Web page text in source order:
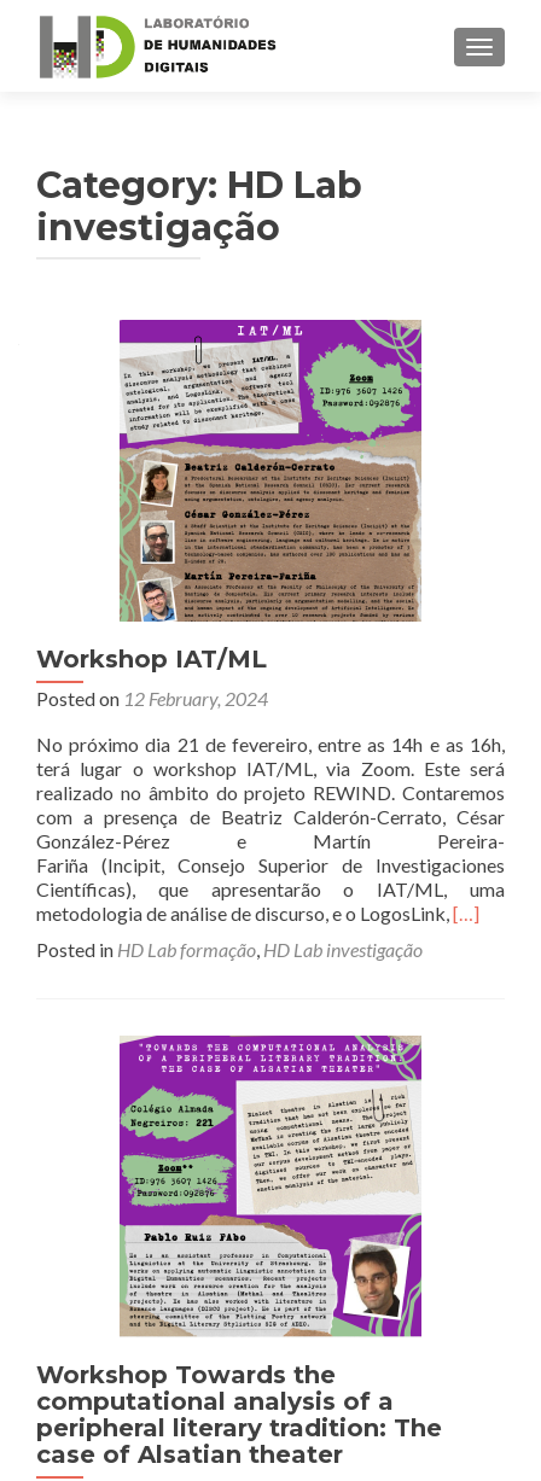
Category: HD Lab
investigação
Workshop IAT/ML
Posted on 12 February, 2024
No próximo dia 21 de fevereiro, entre as 14h e as 16h,
terá lugar o workshop IAT/ML, via Zoom. Este será
realizado no âmbito do projeto REWIND. Contaremos
com a presença de Beatriz Calderón-Cerrato, César
González-Pérez e Martín Pereira-
Fariña (Incipit, Consejo Superior de Investigaciones
Científicas), que apresentarão o IAT/ML, uma
metodologia de análise de discurso, e o LogosLink,Read
[…]
Posted in HD Lab formação, HD Lab investigação
Workshop Towards the
computational analysis of a
peripheral literary tradition: The
case of Alsatian theater